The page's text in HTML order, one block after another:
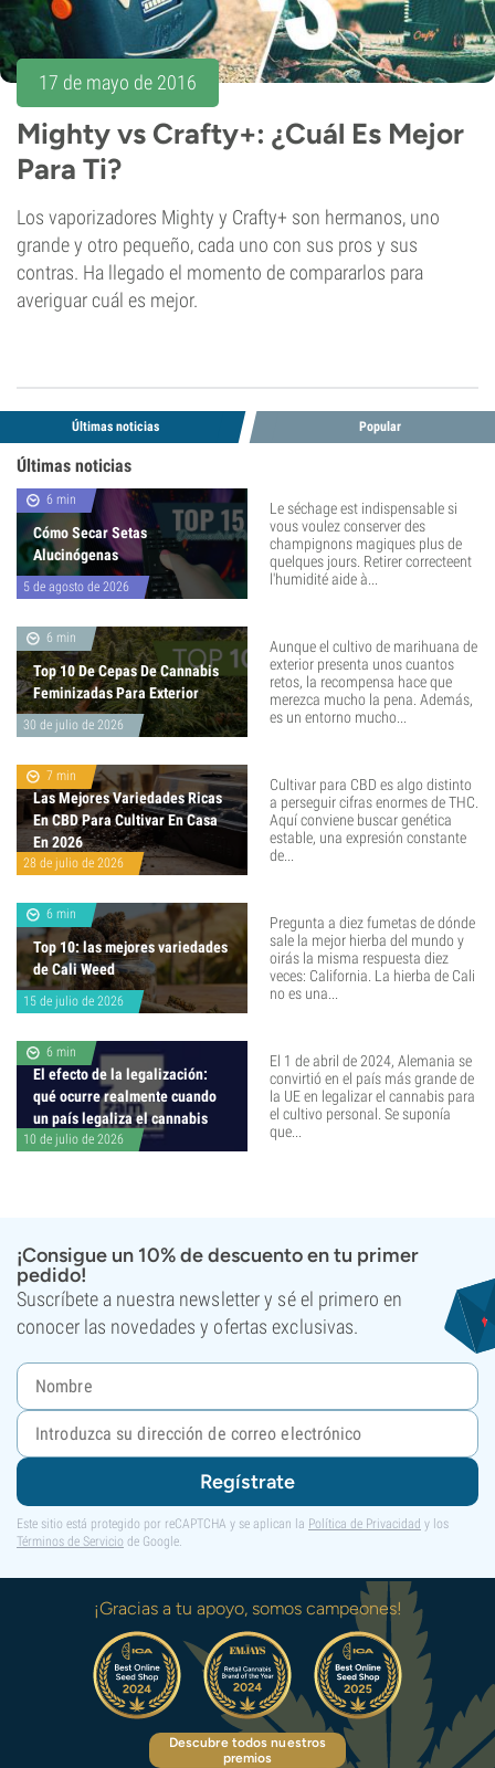
17 de mayo de 2016
Mighty vs Crafty+: ¿Cuál Es Mejor
Para Ti?
Los vaporizadores Mighty y Crafty+ son hermanos, uno
grande y otro pequeño, cada uno con sus pros y sus
contras. Ha llegado el momento de compararlos para
averiguar cuál es mejor.
Últimas noticias Popular
Últimas noticias
6 min
Cómo Secar Setas
Alucinógenas
5 de agosto de 2026
Le séchage est indispensable si
vous voulez conserver des
champignons magiques plus de
quelques jours. Retirer correcteent
l'humidité aide à...
6 min
Top 10 De Cepas De Cannabis
Feminizadas Para Exterior
30 de julio de 2026
Aunque el cultivo de marihuana de
exterior presenta unos cuantos
retos, la recompensa hace que
merezca mucho la pena. Además,
es un entorno mucho...
7 min
Las Mejores Variedades Ricas
En CBD Para Cultivar En Casa
En 2026
28 de julio de 2026
Cultivar para CBD es algo distinto
a perseguir cifras enormes de THC.
Aquí conviene buscar genética
estable, una expresión constante
de...
6 min
Top 10: las mejores variedades
de Cali Weed
15 de julio de 2026
Pregunta a diez fumetas de dónde
sale la mejor hierba del mundo y
oirás la misma respuesta diez
veces: California. La hierba de Cali
no es una...
6 min
El efecto de la legalización:
qué ocurre realmente cuando
un país legaliza el cannabis
10 de julio de 2026
El 1 de abril de 2024, Alemania se
convirtió en el país más grande de
la UE en legalizar el cannabis para
el cultivo personal. Se suponía
que...
¡Consigue un 10% de descuento en tu primer
pedido!
Suscríbete a nuestra newsletter y sé el primero en
conocer las novedades y ofertas exclusivas.
Regístrate
Este sitio está protegido por reCAPTCHA y se aplican la Política de Privacidad y los
Términos de Servicio de Google.
¡Gracias a tu apoyo, somos campeones!
Descubre todos nuestros
premios